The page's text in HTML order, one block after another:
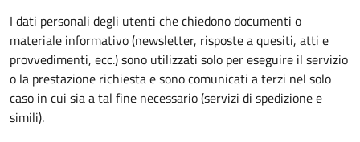
I dati personali degli utenti che chiedono documenti o
materiale informativo (newsletter, risposte a quesiti, atti e
provvedimenti, ecc.) sono utilizzati solo per eseguire il servizio
o la prestazione richiesta e sono comunicati a terzi nel solo
caso in cui sia a tal fine necessario (servizi di spedizione e
simili).